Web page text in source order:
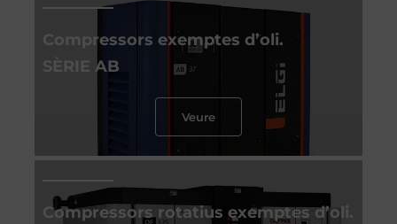
Compressors exemptes d’oli.
SÈRIE AB
Veure
Compressors rotatius exemptes d’oli.